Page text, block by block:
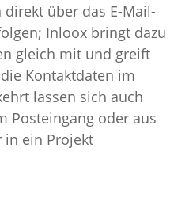
über das E-Mail-
Inloox bringt dazu
gleich mit und greift
Kontaktdaten im
lassen sich auch
Posteingang oder aus
in ein Projekt